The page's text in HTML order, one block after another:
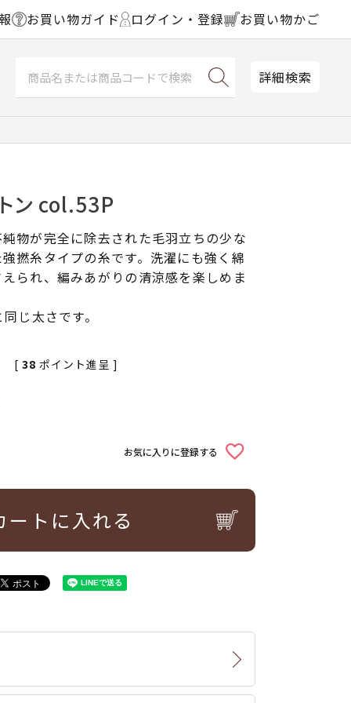
お買い物ガイド ログイン・登録 お買い物かご
詳細検索
ン col.53P
物が完全に除去された毛羽立ちの少な
撚糸タイプの糸です。洗濯にも強く綿
られ、編みあがりの清涼感を楽しめま
じ太さです。
[ 38 ポイント進呈 ]
お気に入りに登録する
ートに入れる